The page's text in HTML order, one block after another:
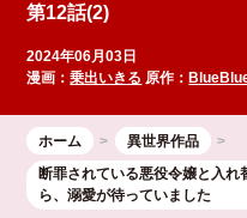
第12話(2)
2024年06月03日
漫画：乗出いきる 原作：
ホーム
異世界作品
断罪されている悪役令嬢と入
ら、溺愛が待っていました